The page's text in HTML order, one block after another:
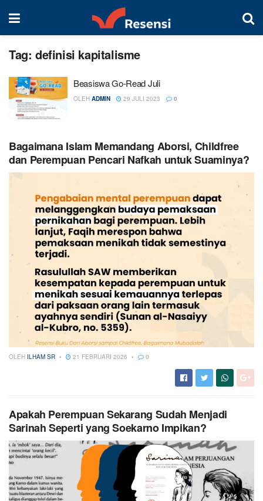
Tag: definisi kapitalisme
Beasiswa Go-Read Juli
OLEH ADMIN 29 JULI 2023 0
Bagaimana Islam Memandang Aborsi, Childfree
dan Perempuan Pencari Nafkah untuk Suaminya?
OLEH ILHAM SR 21 FEBRUARI 2026 0
Apakah Perempuan Sekarang Sudah Menjadi
Sarinah Seperti yang Soekarno Impikan?